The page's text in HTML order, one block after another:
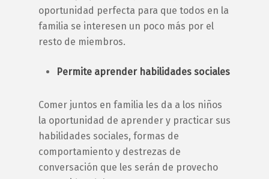
oportunidad perfecta para que todos en la
familia se interesen un poco más por el
resto de miembros.
Permite aprender habilidades sociales
Comer juntos en familia les da a los niños
la oportunidad de aprender y practicar sus
habilidades sociales, formas de
comportamiento y destrezas de
conversación que les serán de provecho